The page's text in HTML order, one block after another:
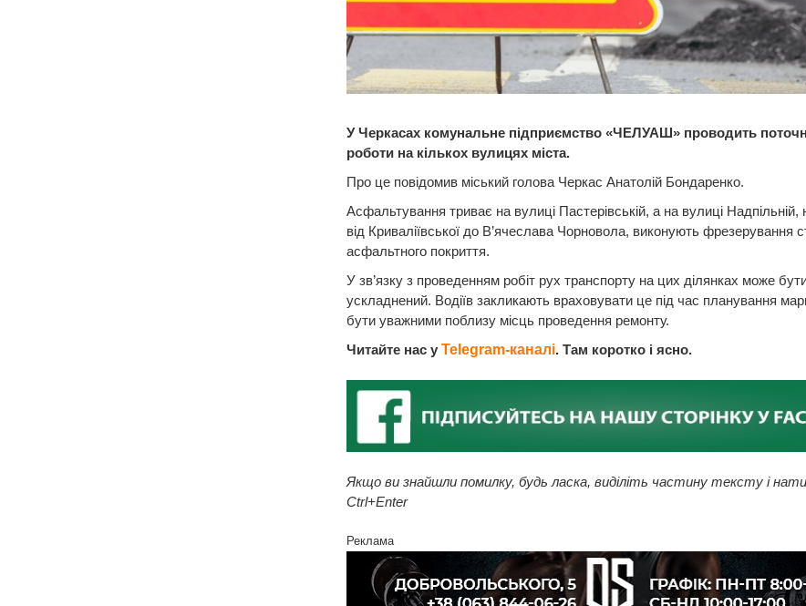
У Черкасах комунальне підприємство «ЧЕЛУАШ» проводить
роботи на кількох вулицях міста.
Про це повідомив міський голова Черкас Анатолій Бондаренко.
Асфальтування триває на вулиці Пастерівській, а на вулиці Надпільній,
від Криваліївської до В’ячеслава Чорновола, виконують фрезерування
асфальтного покриття.
У зв’язку з проведенням робіт рух транспорту на цих ділянках може
ускладнений. Водіїв закликають враховувати це під час планування
бути уважними поблизу місць проведення ремонту.
Читайте нас у Telegram-каналі. Там коротко і ясно.
Якщо ви знайшли помилку, будь ласка, виділіть частину тексту і
Ctrl+Enter
Реклама